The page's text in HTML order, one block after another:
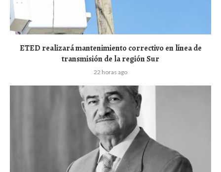
ETED realizará mantenimiento correctivo en línea de
transmisión de la región Sur
22 horas ago